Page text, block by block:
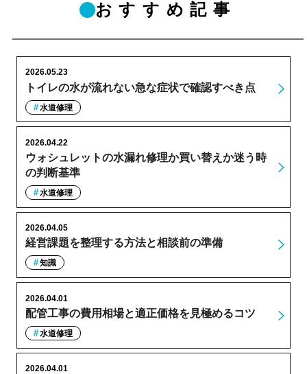
おすすめ記事
トイレの水が流れない急な症状で確認すべき点
2026.05.23
水道修理
ウォシュレットの水漏れ修理か買い替えか迷う時
の判断基準
2026.04.22
水道修理
経営課題を整理する方法と相談前の準備
2026.04.05
知識
配管工事の費用相場と適正価格を見極めるコツ
2026.04.01
水道修理
2026.04.01